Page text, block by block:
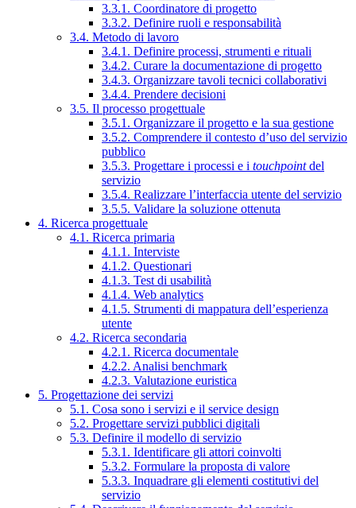
3.3.1. Coordinatore di progetto
3.3.2. Definire ruoli e responsabilità
3.4. Metodo di lavoro
3.4.1. Definire processi, strumenti e rituali
3.4.2. Curare la documentazione di progetto
3.4.3. Organizzare tavoli tecnici collaborativi
3.4.4. Prendere decisioni
3.5. Il processo progettuale
3.5.1. Organizzare il progetto e la sua gestione
3.5.2. Comprendere il contesto d’uso del servizio
pubblico
3.5.3. Progettare i processi e i touchpointdel
servizio
3.5.4. Realizzare l’interfaccia utente del servizio
3.5.5. Validare la soluzione ottenuta
4. Ricerca progettuale
4.1. Ricerca primaria
4.1.1. Interviste
4.1.2. Questionari
4.1.3. Test di usabilità
4.1.4. Web analytics
4.1.5. Strumenti di mappatura dell’esperienza
utente
4.2. Ricerca secondaria
4.2.1. Ricerca documentale
4.2.2. Analisi benchmark
4.2.3. Valutazione euristica
5. Progettazione dei servizi
5.1. Cosa sono i servizi e il service design
5.2. Progettare servizi pubblici digitali
5.3. Definire il modello di servizio
5.3.1. Identificare gli attori coinvolti
5.3.2. Formulare la proposta di valore
5.3.3. Inquadrare gli elementi costitutivi del
servizio